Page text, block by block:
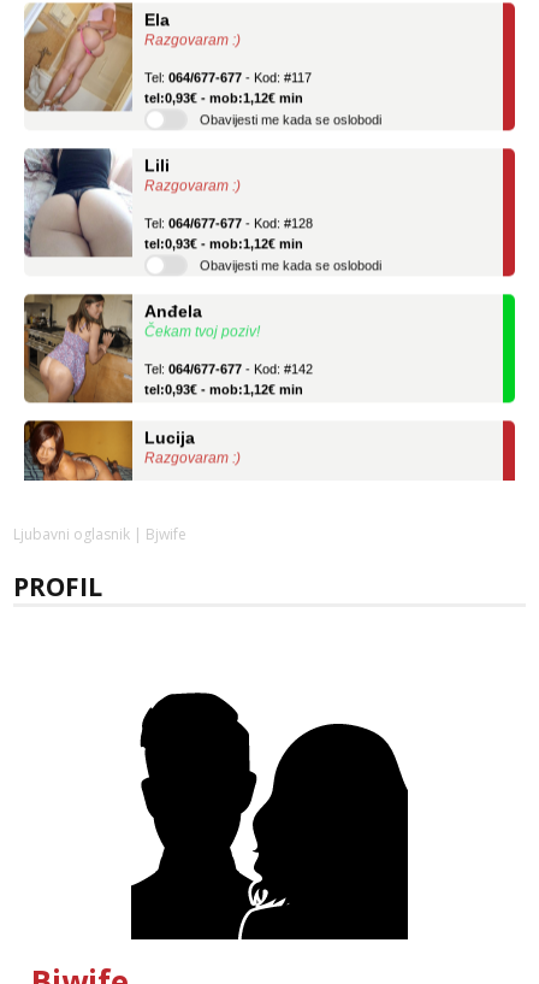
Ela
Razgovaram :)
Obavijesti me kada se oslobodi
Lili
Razgovaram :)
Obavijesti me kada se oslobodi
Anđela
Čekam tvoj poziv!
Lucija
Razgovaram :)
Lili
Tel:
- Kod: #128
tel:0,93€ - mob:1,12€ min
Obavijesti me kada se oslobodi
Anđela
Čekam tvoj poziv!
064/677-677- Kod: #142
tel:0,93€ - mob:1,12€ min
Ljubavni oglasnik | Bjwife
PROFIL